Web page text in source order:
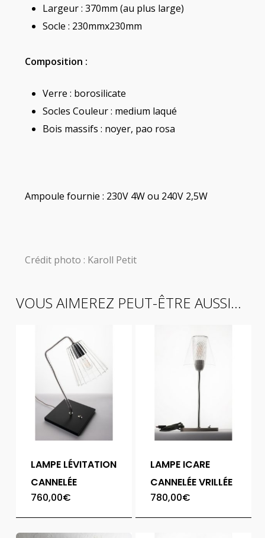
Largeur : 370mm (au plus large)
Socle : 230mmx230mm
Composition :
Verre : borosilicate
Socles Couleur : medium laqué
Bois massifs : noyer, pao rosa
Ampoule fournie : 230V 4W ou 240V 2,5W
Crédit photo : Karoll Petit
VOUS AIMEREZ PEUT-ÊTRE AUSSI…
LAMPE LÉVITATION
CANNELÉE
760,00€
LAMPE ICARE
CANNELÉE VRILLÉE
780,00€